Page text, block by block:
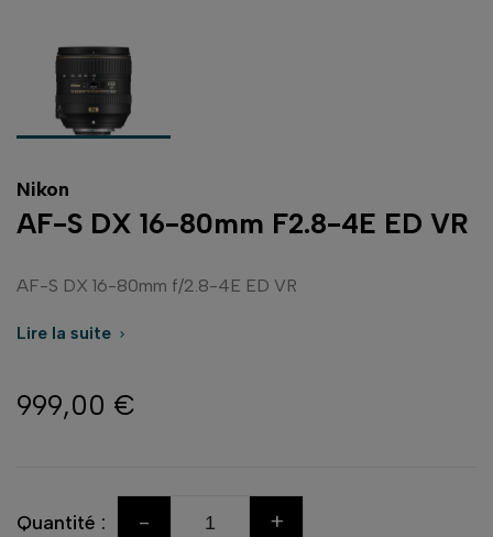
Nikon
AF-S DX 16-80mm F2.8-4E ED VR
AF-S DX 16-80mm f/2.8-4E ED VR
Lire la suite 
999,00 €
Quantité : - +